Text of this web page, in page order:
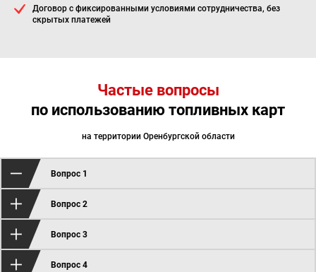
Договор с фиксированными условиями сотрудничества, без
скрытых платежей
Частые вопросы
по использованию топливных карт
на территории Оренбургской области
Вопрос 1
Вопрос 2
Вопрос 3
Вопрос 4